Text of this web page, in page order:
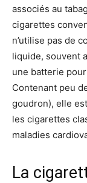
associés au
cigarettes
n’utilise pas de
liquide, souvent
une batterie
Contenant peu
goudron), elle
les cigarettes
maladies
La